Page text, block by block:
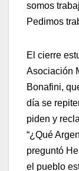
somos
Pedimos
El cierre
Asociación
Bonafini,
día se
piden y
“¿Qué
preguntó
el pueblo